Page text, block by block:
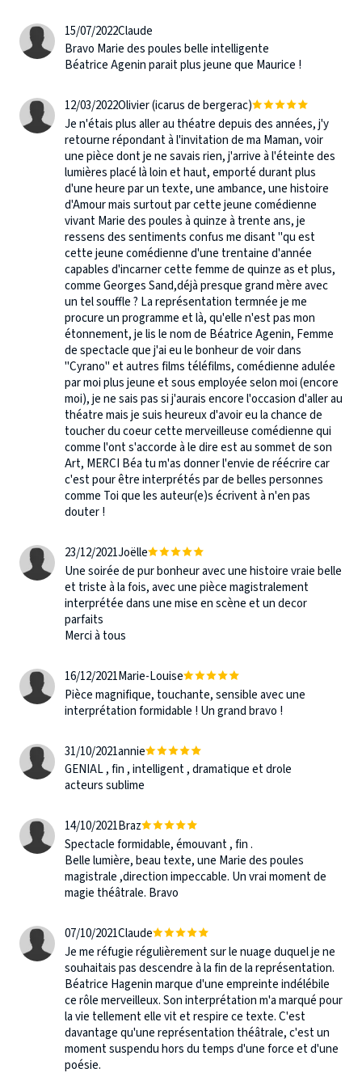
15/07/2022Claude
Bravo Marie des poules belle intelligente
Béatrice Agenin parait plus jeune que Maurice !
12/03/2022Olivier (icarus de bergerac)
Je n'étais plus aller au théatre depuis des années, j'y
retourne répondant à l'invitation de ma Maman, voir
une pièce dont je ne savais rien, j'arrive à l'éteinte des
lumières placé là loin et haut, emporté durant plus
d'une heure par un texte, une ambance, une histoire
d'Amour mais surtout par cette jeune comédienne
vivant Marie des poules à quinze à trente ans, je
ressens des sentiments confus me disant "qu est
cette jeune comédienne d'une trentaine d'année
capables d'incarner cette femme de quinze as et plus,
comme Georges Sand,déjà presque grand mère avec
un tel souffle ? La représentation termnée je me
procure un programme et là, qu'elle n'est pas mon
étonnement, je lis le nom de Béatrice Agenin, Femme
de spectacle que j'ai eu le bonheur de voir dans
"Cyrano" et autres films téléfilms, comédienne adulée
par moi plus jeune et sous employée selon moi (encore
moi), je ne sais pas si j'aurais encore l'occasion d'aller au
théatre mais je suis heureux d'avoir eu la chance de
toucher du coeur cette merveilleuse comédienne qui
comme l'ont s'accorde à le dire est au sommet de son
Art, MERCI Béa tu m'as donner l'envie de réécrire car
c'est pour être interprétés par de belles personnes
comme Toi que les auteur(e)s écrivent à n'en pas
douter !
23/12/2021Joëlle
Une soirée de pur bonheur avec une histoire vraie belle
et triste à la fois, avec une pièce magistralement
interprétée dans une mise en scène et un decor
parfaits
Merci à tous
16/12/2021Marie-Louise
Pièce magnifique, touchante, sensible avec une
interprétation formidable ! Un grand bravo !
31/10/2021annie
GENIAL , fin , intelligent , dramatique et drole
acteurs sublime
14/10/2021Braz
Spectacle formidable, émouvant , fin .
Belle lumière, beau texte, une Marie des poules
magistrale ,direction impeccable. Un vrai moment de
magie théâtrale. Bravo
07/10/2021Claude
Je me réfugie régulièrement sur le nuage duquel je ne
souhaitais pas descendre à la fin de la représentation.
Béatrice Hagenin marque d'une empreinte indélébile
ce rôle merveilleux. Son interprétation m'a marqué pour
la vie tellement elle vit et respire ce texte. C'est
davantage qu'une représentation théâtrale, c'est un
moment suspendu hors du temps d'une force et d'une
poésie.